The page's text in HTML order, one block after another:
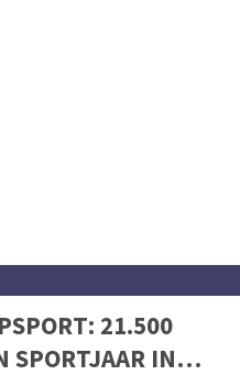
21.500
SPORTJAAR IN